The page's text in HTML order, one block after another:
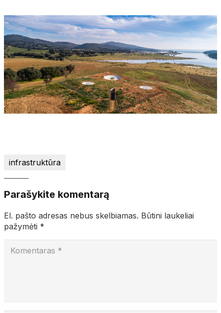
infrastruktūra
Parašykite komentarą
El. pašto adresas nebus skelbiamas. Būtini laukeliai
pažymėti *